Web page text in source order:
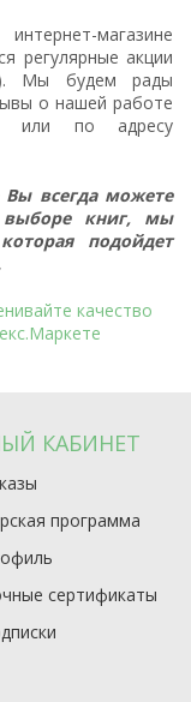
магазине
регулярные акции
Мы будем рады
о нашей работе
по адресу
всегда можете
книг, мы
подойдет
КАБИНЕТ
программа
сертификаты